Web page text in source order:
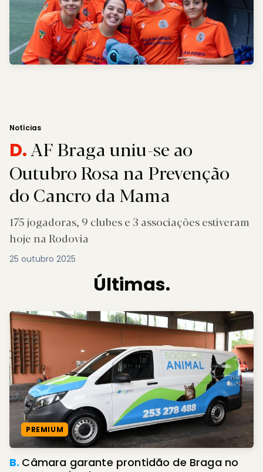
Notícias
D.AF Braga uniu-se ao
Outubro Rosa na Prevenção
do Cancro da Mama
175 jogadoras, 9 clubes e 3 associações estiveram
hoje na Rodovia
25 outubro 2025
Últimas.
PREMIUM
B. Câmara garante prontidão de Braga no